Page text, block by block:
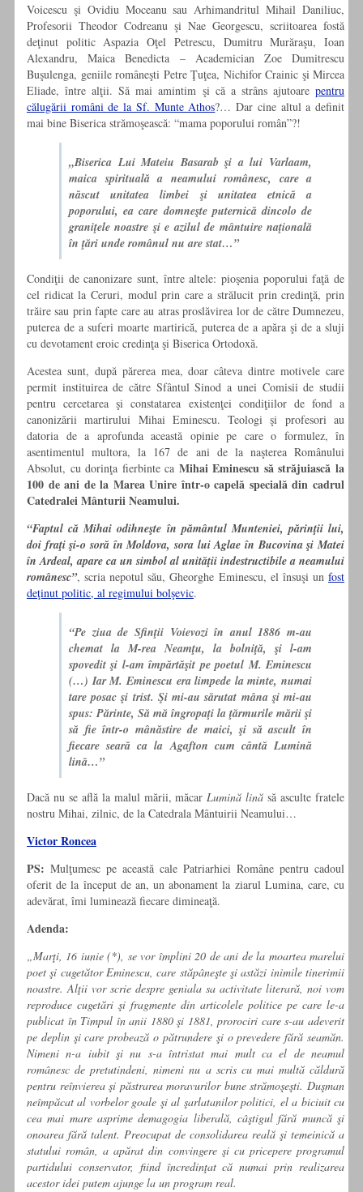
Voicescu şi Ovidiu Moceanu sau Arhimandritul Mihail Daniliuc,
Profesorii Theodor Codreanu şi Nae Georgescu, scriitoarea fostă
deţinut politic Aspazia Oţel Petrescu, Dumitru Murăraşu, Ioan
Alexandru, Maica Benedicta – Academician Zoe Dumitrescu
Buşulenga, geniile româneşti Petre Ţuţea, Nichifor Crainic şi Mircea
Eliade, între alţii. Să mai amintim şi că a strâns ajutoare pentru
călugării români de la Sf. Munte Athos?… Dar cine altul a definit
mai bine Biserica strămoşească: “mama poporului român”?!
„Biserica Lui Mateiu Basarab şi a lui Varlaam,
maica spirituală a neamului românesc, care a
născut unitatea limbei şi unitatea etnică a
poporului, ea care domneşte puternică dincolo de
graniţele noastre şi e azilul de mântuire naţională
în ţări unde românul nu are stat…”
Condiţii de canonizare sunt, între altele: pioşenia poporului faţă de
cel ridicat la Ceruri, modul prin care a strălucit prin credinţă, prin
trăire sau prin fapte care au atras proslăvirea lor de către Dumnezeu,
puterea de a suferi moarte martirică, puterea de a apăra şi de a sluji
cu devotament eroic credinţa şi Biserica Ortodoxă.
Acestea sunt, după părerea mea, doar câteva dintre motivele care
permit instituirea de către Sfântul Sinod a unei Comisii de studii
pentru cercetarea şi constatarea existenţei condiţiilor de fond a
canonizării martirului Mihai Eminescu. Teologi şi profesori au
datoria de a aprofunda această opinie pe care o formulez, în
asentimentul multora, la 167 de ani de la naşterea Românului
Absolut, cu dorinţa fierbinte ca Mihai Eminescu să străjuiască la
100 de ani de la Marea Unire într-o capelă specială din cadrul
Catedralei Mânturii Neamului.
“Faptul că Mihai odihneşte în pământul Munteniei, părinţii lui,
doi fraţi şi-o soră în Moldova, sora lui Aglae în Bucovina şi Matei
în Ardeal, apare ca un simbol al unităţii indestructibile a neamului
românesc”, scria nepotul său, Gheorghe Eminescu, el însuşi un fost
deţinut politic, al regimului bolşevic.
“Pe ziua de Sfinţii Voievozi în anul 1886 m-au
chemat la M-rea Neamţu, la bolniţă, şi l-am
spovedit şi l-am împărtăşit pe poetul M. Eminescu
(…) Iar M. Eminescu era limpede la minte, numai
tare posac şi trist. Şi mi-au sărutat mâna şi mi-au
spus: Părinte, Să mă îngropaţi la ţărmurile mării şi
să fie într-o mânăstire de maici, şi să ascult în
fiecare seară ca la Agafton cum cântă Lumină
lină…”
Dacă nu se află la malul mării, măcarLumină lină să asculte fratele
nostru Mihai, zilnic, de la Catedrala Mântuirii Neamului…
Victor Roncea
PS: Mulţumesc pe această cale Patriarhiei Române pentru cadoul
oferit de la început de an, un abonament la ziarul Lumina, care, cu
adevărat, îmi luminează fiecare dimineaţă.
Adenda:
„Marţi, 16 iunie (*), se vor îm­plini 20 de ani de la moartea marelui
poet şi cugetător Emi­nescu, care stăpâneşte şi astăzi inimile tinerimii
noastre. Alţii vor scrie despre geniala sa activitate literară, noi vom
reproduce cugetări şi fragmente din articolele politice pe care le-a
publicat în Timpul în anii 1880 şi 1881, prorociri care s-au adeverit
pe deplin şi care probează o pătrundere şi o preve­dere fără seamăn.
Nimeni n-a iubit şi nu s-a întristat mai mult ca el de neamul
românesc de pretutindeni, nimeni nu a scris cu mai multă căldură
pentru reînvierea şi păstrarea moravu­rilor bune strămoşeşti. Duşman
neîmpăcat al vorbelor goale şi al şarlatanilor politici, el a biciuit cu
cea mai mare asprime demagogia liberală, câştigul fără muncă şi
onoarea fără talent. Preocupat de consolidarea reală şi temeinică a
statului ro­mân, a apărat din convingere şi cu pricepere programul
par­tidului conservator, fiind încredinţat că numai prin realizarea
acestor idei putem ajunge la un program real.